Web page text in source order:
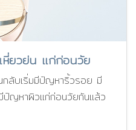
หี่ยวย่น แก่ก่อนวัย
ลับเริ่มมีปัญหาริ้วรอย มี
ปัญหาผิวแก่ก่อนวัยกันแล้ว